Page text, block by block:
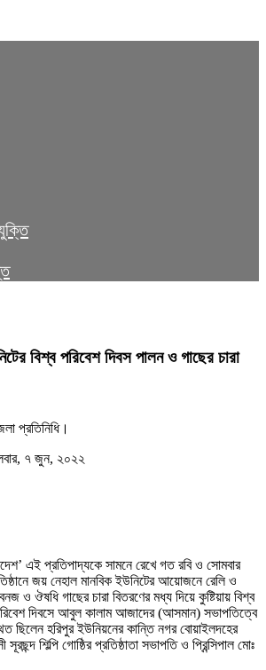
বিশ্ব পরিবেশ দিবস পালন ও গাছের চারা
প্রতিনিধি।
৭ জুন, ২০২২
এই প্রতিপাদ্যকে সামনে রেখে গত রবি ও সোমবার
জয় নেহাল মানবিক ইউনিটের আয়োজনে রেলি ও
ঔষধি গাছের চারা বিতরণের মধ্য দিয়ে কুষ্টিয়ায় বিশ্ব
দিবসে আবুল কালাম আজাদের (আসমান) সভাপতিত্বে
ছিলেন হরিপুর ইউনিয়নের কান্তি নগর বোয়াইলদহের
শিল্পি গোষ্ঠির প্রতিষ্ঠাতা সভাপতি ও প্রিন্সিপাল মোঃ